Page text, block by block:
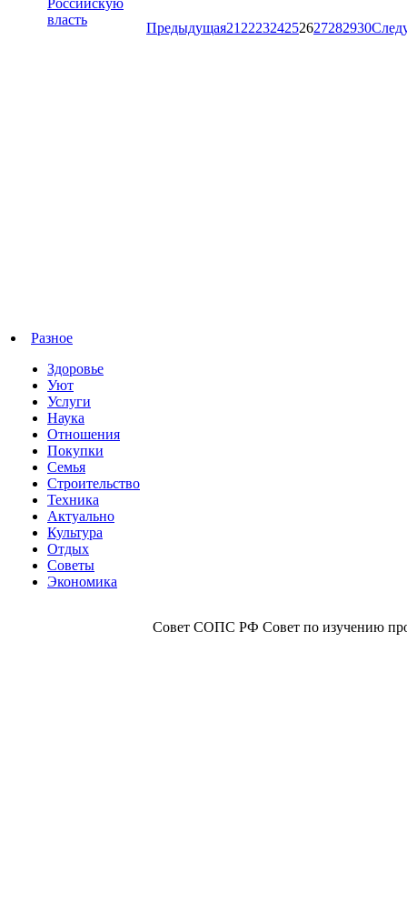
Российскую
власть
Предыдущая21 222324252627282930
Разное
Здоровье
Уют
Услуги
Наука
Отношения
Покупки
Семья
Строительство
Техника
Актуально
Культура
Отдых
Советы
Экономика
Совет СОПС РФ Совет по изучению